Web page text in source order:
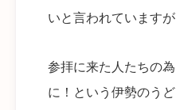
いと言われていますが
参拝に来た人たちの為
に！という伊勢のうど